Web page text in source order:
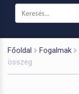
Főoldal Fogalmak
összeg